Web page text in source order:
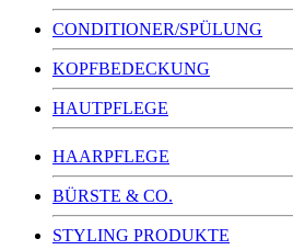
CONDITIONER/SPÜLUNG
KOPFBEDECKUNG
HAUTPFLEGE
HAARPFLEGE
BÜRSTE & CO.
STYLING PRODUKTE